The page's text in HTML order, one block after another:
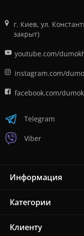
г. Киев, ул.
закрыт)
youtube.com/
instagram.com/
facebook.com/
Telegram
Viber
Информация
Категории
Клиенту